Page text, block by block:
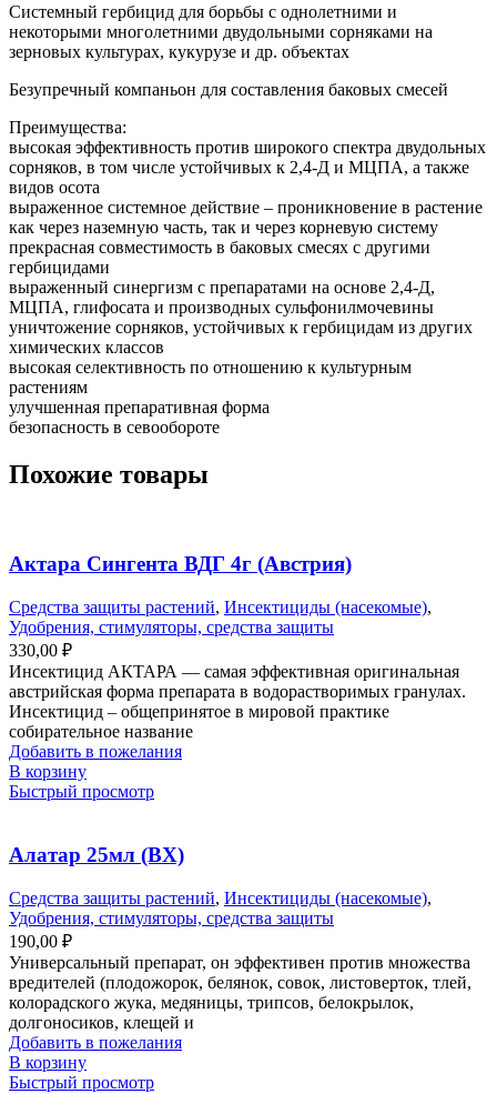
Системный гербицид для борьбы с однолетними и
некоторыми многолетними двудольными сорняками на
зерновых культурах, кукурузе и др. объектах
Безупречный компаньон для составления баковых смесей
Преимущества:
высокая эффективность против широкого спектра двудольных
сорняков, в том числе устойчивых к 2,4-Д и МЦПА, а также
видов осота
выраженное системное действие – проникновение в растение
как через наземную часть, так и через корневую систему
прекрасная совместимость в баковых смесях с другими
гербицидами
выраженный синергизм с препаратами на основе 2,4-Д,
МЦПА, глифосата и производных сульфонилмочевины
уничтожение сорняков, устойчивых к гербицидам из других
химических классов
высокая селективность по отношению к культурным
растениям
улучшенная препаративная форма
безопасность в севообороте
Похожие товары
Актара Сингента ВДГ 4г (Австрия)
Средства защиты растений, Инсектициды (насекомые),
Удобрения, стимуляторы, средства защиты
330,00 ₽
Инсектицид АКТАРА — самая эффективная оригинальная
австрийская форма препарата в водорастворимых гранулах.
Инсектицид – общепринятое в мировой практике
собирательное название
Добавить в пожелания
В корзину
Быстрый просмотр
Алатар 25мл (ВХ)
Средства защиты растений, Инсектициды (насекомые),
Удобрения, стимуляторы, средства защиты
190,00 ₽
Универсальный препарат, он эффективен против множества
вредителей (плодожорок, белянок, совок, листоверток, тлей,
колорадского жука, медяницы, трипсов, белокрылок,
долгоносиков, клещей и
Добавить в пожелания
В корзину
Быстрый просмотр